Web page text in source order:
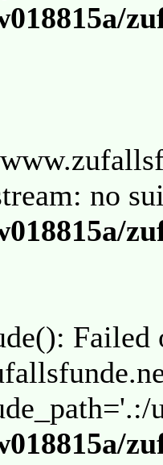
no
Failed